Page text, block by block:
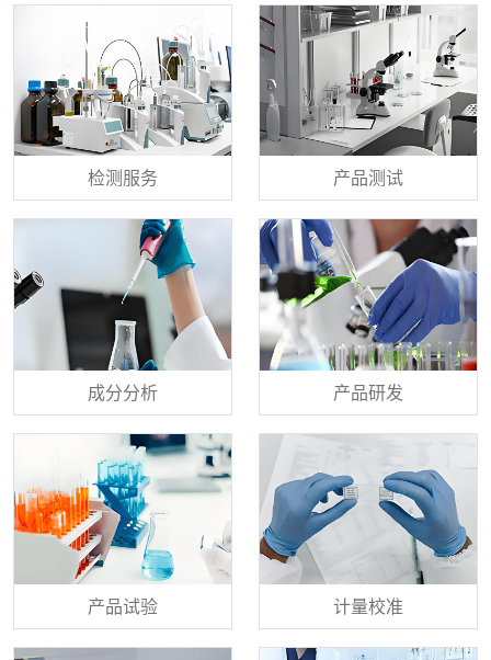
检测服务 产品测试
成分分析 产品研发
产品试验 计量校准